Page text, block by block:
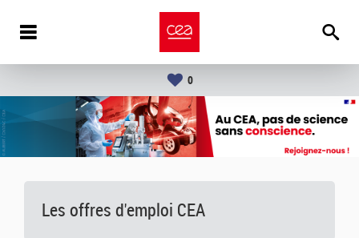
0
Les offres d'emploi CEA